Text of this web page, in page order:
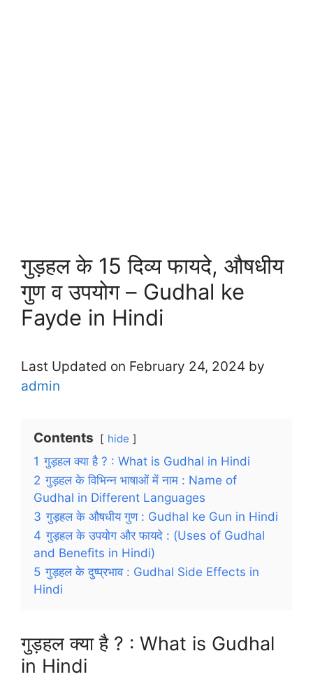
गुड़हल के 15 दिव्य फायदे, औषधीय
गुण व उपयोग – Gudhal ke
Fayde in Hindi
Last Updated on February 24, 2024 by
admin
Contents hide
1 गुड़हल क्या है ? : What is Gudhal in Hindi
2 गुड़हल के विभिन्न भाषाओं में नाम : Name of
Gudhal in Different Languages
3 गुड़हल के औषधीय गुण : Gudhal ke Gun in Hindi
4 गुड़हल के उपयोग और फायदे : (Uses of Gudhal
and Benefits in Hindi)
5 गुड़हल के दुष्प्रभाव : Gudhal Side Effects in
Hindi
गुड़हल क्या है ? : What is Gudhal
in Hindi